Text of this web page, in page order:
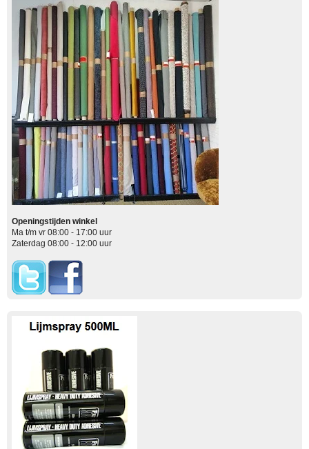
Openingstijden winkel
Ma t/m vr 08:00 - 17:00 uur
Zaterdag 08:00 - 12:00 uur